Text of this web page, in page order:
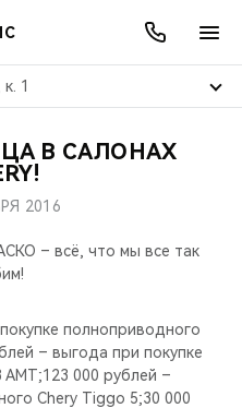
1
В САЛОНАХ
2016
– всё, что мы все так
полноприводного
– выгода при покупке
000 рублей –
Chery Tiggo 5;30 000